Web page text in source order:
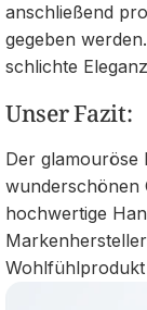
anschließend
gegeben
schlichte
Unser Fazit:
Der glamouröse
wunderschönen
hochwertige